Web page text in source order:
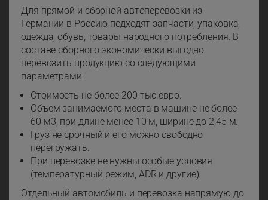
Для прямой и сборной автоперевозки из
Германии в Россию подходят запчасти, упаковка,
одежда, обувь, товары народного потребления. В
составе сборного экономически выгодно
перевозить продукцию со следующими
параметрами:
Стоимость не более 200 тыс.евро.
Объем занимаемого места в машине не более
60 м3, при длине менее 10 м, ширине до 2,45 м.
Груз не срочный и его можно свободно
перегружать.
При перевозке не нужны особые условия
(температурный режим, ADR и другие).
Отдельный автомобиль и перевозка напрямую до